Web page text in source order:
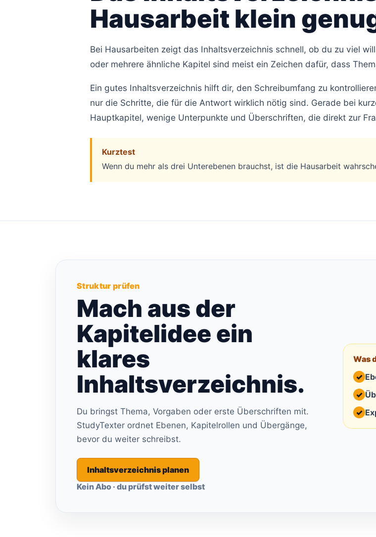
Hausarbeit klein
Bei Hausarbeiten zeigt das Inhaltsverzeichnis schnell, ob du zu viel
oder mehrere ähnliche Kapitel sind meist ein Zeichen dafür, dass
Ein gutes Inhaltsverzeichnis hilft dir, den Schreibumfang zu
nur die Schritte, die für die Antwort wirklich nötig sind. Gerade bei
Hauptkapitel, wenige Unterpunkte und Überschriften, die direkt zur
Kurztest
Wenn du mehr als drei Unterebenen brauchst, ist die Hausarbeit
Struktur prüfen
Mach aus der
Kapitelidee ein
klares
Inhaltsverzeichnis.
Du bringst Thema, Vorgaben oder erste Überschriften mit.
StudyTexter ordnet Ebenen, Kapitelrollen und Übergänge,
bevor du weiter schreibst.
Inhaltsverzeichnis planen
Kein Abo · du prüfst weiter selbst
Was
✓
✓
✓